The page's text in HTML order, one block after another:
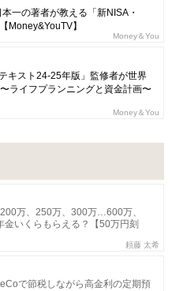
一の著者が教える「新NISA・
Money&YouTV】
Money＆You
キスト24-25年版」監修者が世界
ライフプランニングと資金計画〜
Money＆You
200万、250万、300万…600万、
いくらもらえる？【50万円刻
頼藤 太希
で節税しながら高金利の定期預